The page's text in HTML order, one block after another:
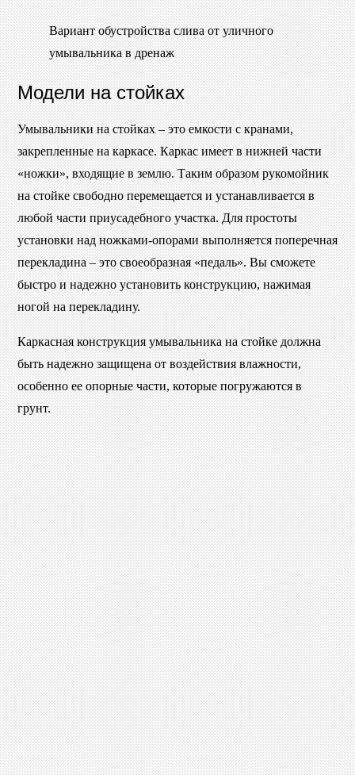
Вариант обустройства слива от уличного
умывальника в дренаж
Модели на стойках
Умывальники на стойках – это емкости с кранами,
закрепленные на каркасе. Каркас имеет в нижней части
«ножки», входящие в землю. Таким образом рукомойник
на стойке свободно перемещается и устанавливается в
любой части приусадебного участка. Для простоты
установки над ножками-опорами выполняется поперечная
перекладина – это своеобразная «педаль». Вы сможете
быстро и надежно установить конструкцию, нажимая
ногой на перекладину.
Каркасная конструкция умывальника на стойке должна
быть надежно защищена от воздействия влажности,
особенно ее опорные части, которые погружаются в
грунт.